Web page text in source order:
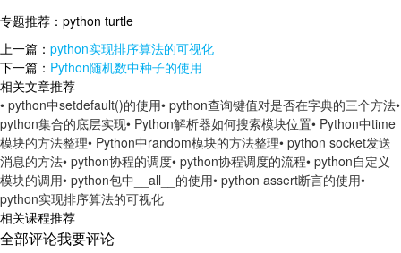
专题推荐： python turtle
上一篇： python实现排序算法的可视化
下一篇： Python随机数中种子的使用
相关文章推荐
• python中setdefault()的使用• python查询键值对是否在字典的三个方法•
python集合的底层实现• Python解析器如何搜索模块位置• Python中time
模块的方法整理• Python中random模块的方法整理• python socket发送
消息的方法• python协程的调度• python协程调度的流程• python自定义
模块的调用• python包中__all__的使用• python assert断言的使用•
python实现排序算法的可视化
相关课程推荐
全部评论我要评论